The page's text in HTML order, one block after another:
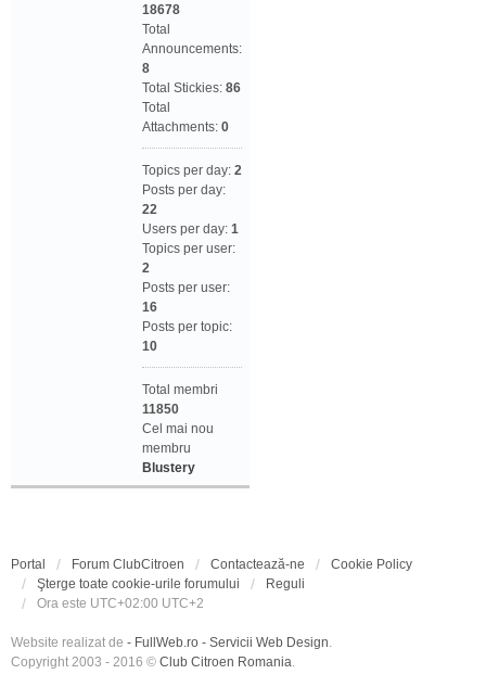
18678
Total
Announcements:
8
Total Stickies: 86
Total
Attachments: 0
Topics per day: 2
Posts per day:
22
Users per day: 1
Topics per user:
2
Posts per user:
16
Posts per topic:
10
Total membri
11850
Cel mai nou
membru
Blustery
Portal Forum ClubCitroen Contactează-ne
Cookie Policy
Şterge toate cookie-urile forumului
Reguli
Ora este UTC+02:00 UTC+2
Website realizat de - FullWeb.ro - Servicii Web Design.
Copyright 2003 - 2016 © Club Citroen Romania.